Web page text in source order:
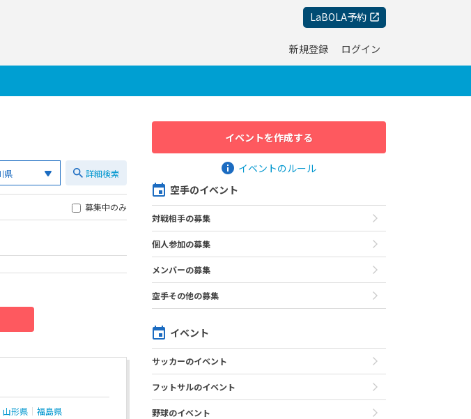
LaBOLA予約
新規登録 ログイン
詳細検索
募集中のみ
山形県
福島県
イベントを作成する
イベントのルール
空手のイベント
対戦相手の募集
個人参加の募集
メンバーの募集
空手その他の募集
イベント
サッカーのイベント
フットサルのイベント
野球のイベント